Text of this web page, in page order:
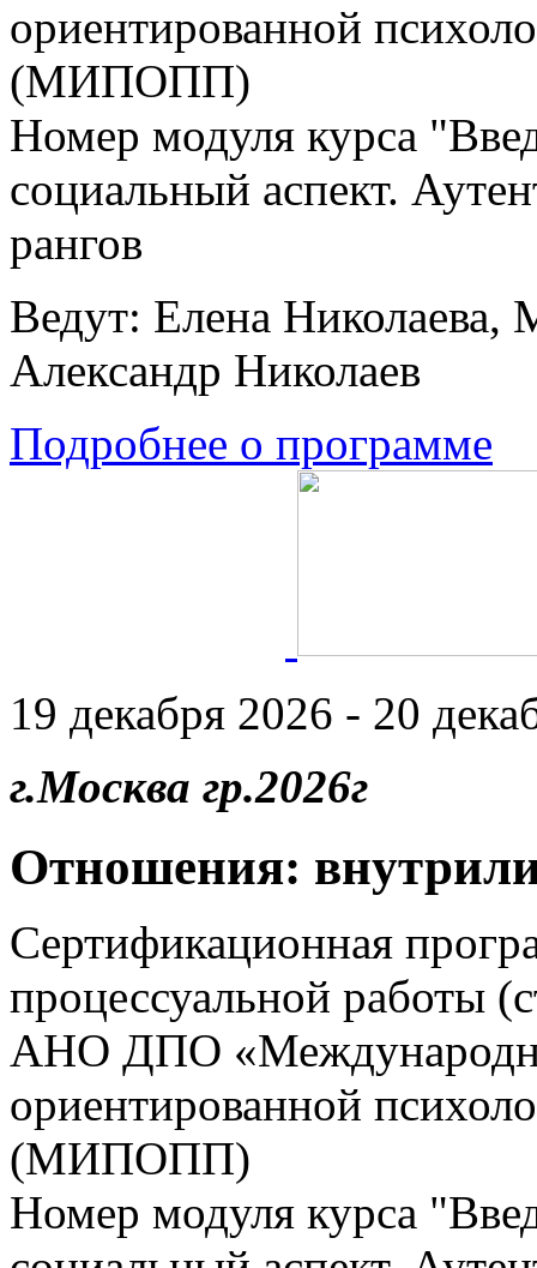
ориентированной
(МИПОПП)
Номер модуля курса
социальный аспект.
рангов
Ведут: Елена Николаева,
Александр Николаев
Подробнее о программе
19 декабря 2026 - 20
г.Москва гр.2026г
Отношения:
Сертификационная
процессуальной работы
АНО ДПО
ориентированной
(МИПОПП)
Номер модуля курса